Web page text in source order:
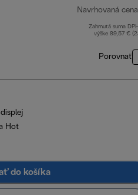
Navrhovaná cena
Zahrnutá suma
výške 89,57 €
Porovnať
Hot
do košíka